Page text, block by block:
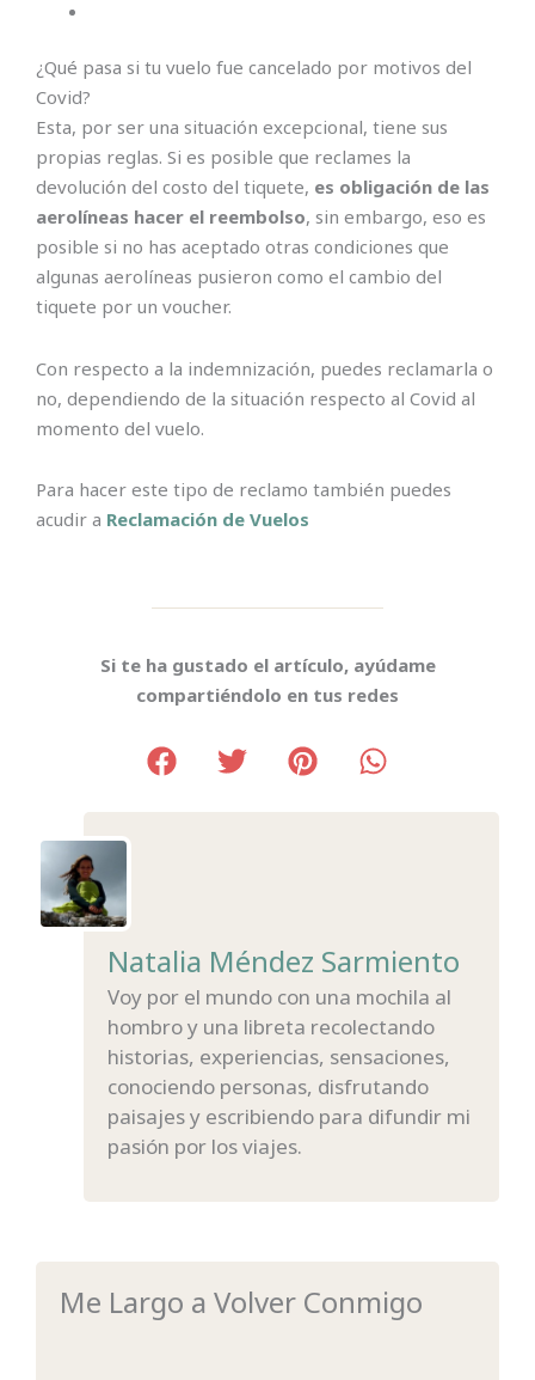
¿Qué pasa si tu vuelo fue cancelado por motivos del
Covid?
Esta, por ser una situación excepcional, tiene sus
propias reglas. Si es posible que reclames la
devolución del costo del tiquete, es obligación de las
aerolíneas hacer el reembolso, sin embargo, eso es
posible si no has aceptado otras condiciones que
algunas aerolíneas pusieron como el cambio del
tiquete por un voucher.
Con respecto a la indemnización, puedes reclamarla o
no, dependiendo de la situación respecto al Covid al
momento del vuelo.
Para hacer este tipo de reclamo también puedes
acudir a Reclamación de Vuelos
Si te ha gustado el artículo, ayúdame
compartiéndolo en tus redes
Natalia Méndez Sarmiento
Voy por el mundo con una mochila al
hombro y una libreta recolectando
historias, experiencias, sensaciones,
conociendo personas, disfrutando
paisajes y escribiendo para difundir mi
pasión por los viajes.
Me Largo a Volver Conmigo